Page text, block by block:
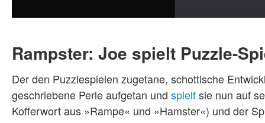
Rampster: Joe spielt Puzzle-
Der den Puzzlespielen zugetane, schottische
geschriebene Perle aufgetan und spieltsie nun auf
Kofferwort aus »Rampe« und »Hamster«) und der